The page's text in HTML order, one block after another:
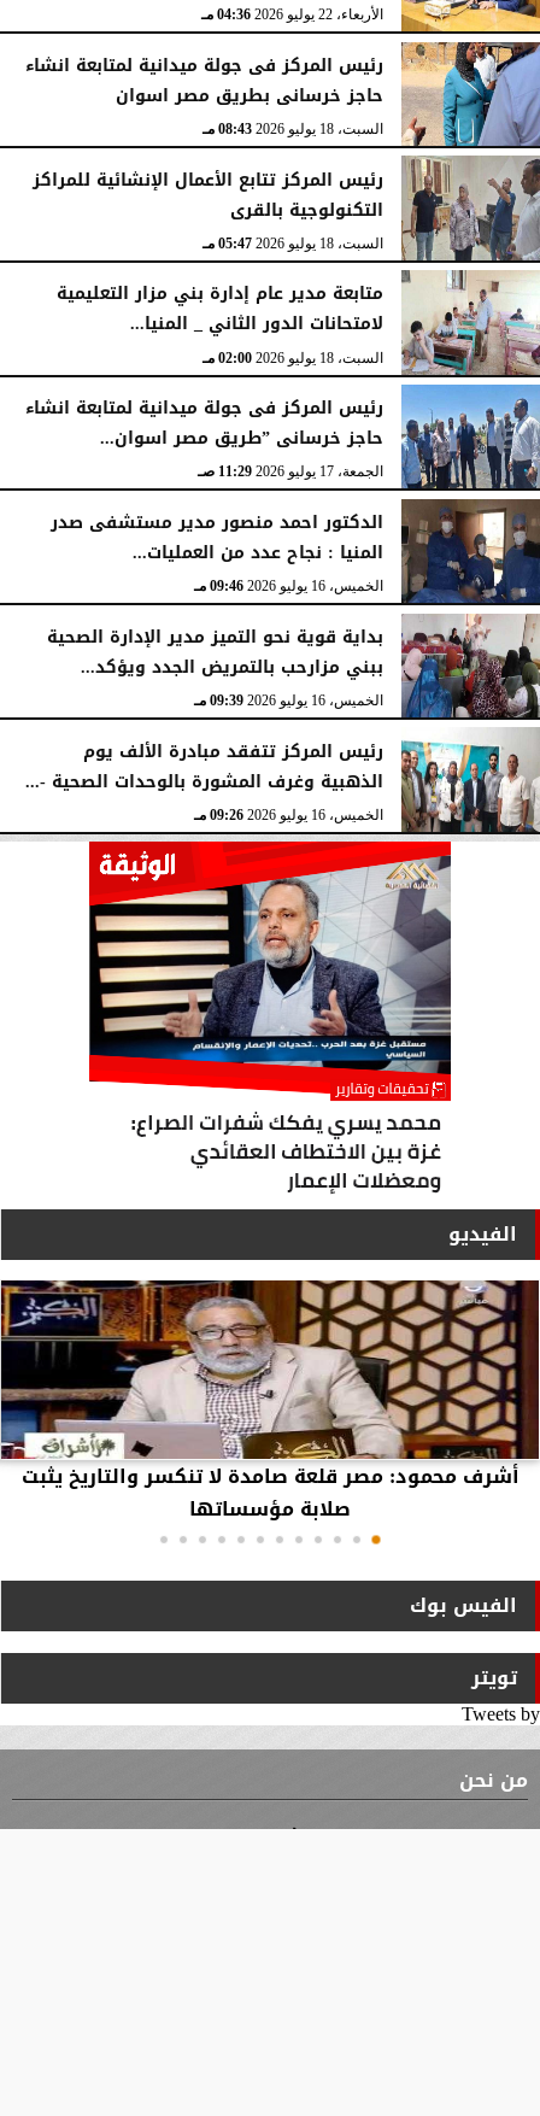
الأربعاء، 22 يوليو 2026 04:36 مـ
رئيس المركز فى جولة ميدانية لمتابعة انشاء
حاجز خرسانى بطريق مصر اسوان
السبت، 18 يوليو 2026 08:43 مـ
رئيس المركز تتابع الأعمال الإنشائية للمراكز
التكنولوجية بالقرى
السبت، 18 يوليو 2026 05:47 مـ
متابعة مدير عام إدارة بني مزار التعليمية
لامتحانات الدور الثاني _ المنيا...
السبت، 18 يوليو 2026 02:00 مـ
رئيس المركز فى جولة ميدانية لمتابعة انشاء
حاجز خرسانى ”طريق مصر اسوان...
الجمعة، 17 يوليو 2026 11:29 صـ
الدكتور احمد منصور مدير مستشفى صدر
المنيا : نجاح عدد من العمليات...
الخميس، 16 يوليو 2026 09:46 مـ
بداية قوية نحو التميز مدير الإدارة الصحية
ببني مزارحب بالتمريض الجدد ويؤكد...
الخميس، 16 يوليو 2026 09:39 مـ
رئيس المركز تتفقد مبادرة الألف يوم
الذهبية وغرف المشورة بالوحدات الصحية -...
الخميس، 16 يوليو 2026 09:26 مـ
الفيديو
أشرف محمود: مصر قلعة صامدة لا تنكسر والتاريخ يثبت
صلابة مؤسساتها
الفيس بوك
تويتر
Tweets by
من نحن